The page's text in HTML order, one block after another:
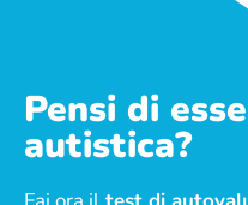
Pensi di
autistica?